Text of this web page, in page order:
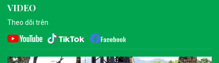
VIDEO
Theo dõi trên